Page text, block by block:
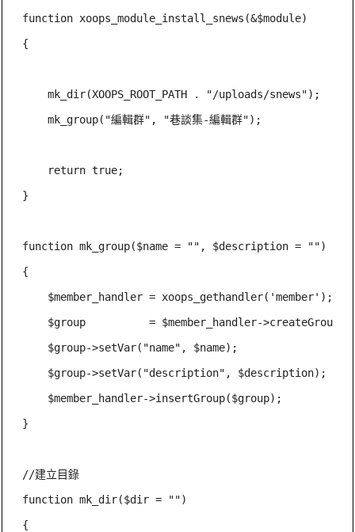
function xoops_module_install_snews(&$module)
{
    mk_dir(XOOPS_ROOT_PATH . "/uploads/snews");
    mk_group("編輯群", "巷談集-編輯群");
    return true;
}
function mk_group($name = "", $description = "")
{
    $member_handler = xoops_gethandler('member');
$group          = $member_handler-
    $group->setVar("name", $name);
    $group->setVar("description", $description);
    $member_handler->insertGroup($group);
}
//建立目錄
function mk_dir($dir = "")
{